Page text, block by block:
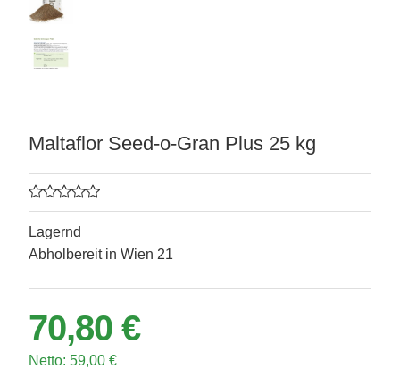
Maltaflor Seed-o-Gran Plus 25 kg
Lagernd
Abholbereit in Wien 21
70,80 €
Netto: 59,00 €